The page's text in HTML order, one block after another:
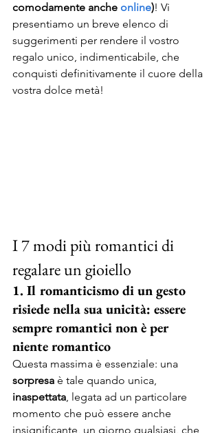
comodamente anche online)! Vi
presentiamo un breve elenco di
suggerimenti per rendere il vostro
regalo unico, indimenticabile, che
conquisti definitivamente il cuore della
vostra dolce metà!
I 7 modi più romantici di
regalare un gioiello
1. Il romanticismo di un gesto
risiede nella sua unicità: essere
sempre romantici non è per
niente romantico
Questa massima è essenziale: una
sorpresa è tale quando unica,
inaspettata, legata ad un particolare
momento che può essere anche
insignificante, un giorno qualsiasi, che